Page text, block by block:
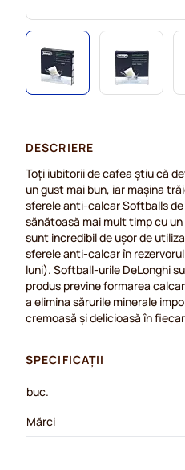
DESCRIERE
Toți iubitorii de cafea știu că
un gust mai bun, iar mașina
sferele anti-calcar Softballs
sănătoasă mai mult timp cu
sunt incredibil de ușor de
sferele anti-calcar în
luni). Softball-urile DeLonghi
produs previne formarea
a elimina sărurile minerale
cremoasă și delicioasă în
SPECIFICAȚII
buc.
Mărci